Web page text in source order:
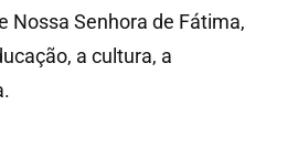
Nossa Senhora de Fátima,
a cultura, a